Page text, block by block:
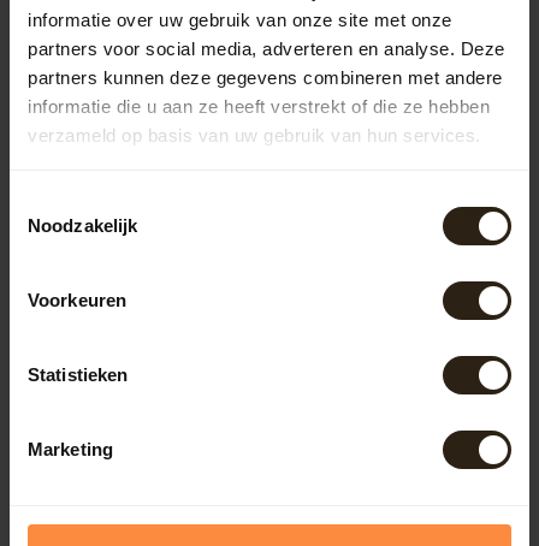
informatie over uw gebruik van onze site met onze
partners voor social media, adverteren en analyse. Deze
partners kunnen deze gegevens combineren met andere
informatie die u aan ze heeft verstrekt of die ze hebben
verzameld op basis van uw gebruik van hun services.
Noodzakelijk
Voorkeuren
Statistieken
Marketing
Regentonnen
Kuipen
Outdoor
Meubels
Lampen
BarrelCave® & BarrelGifts
Barrel-Rent